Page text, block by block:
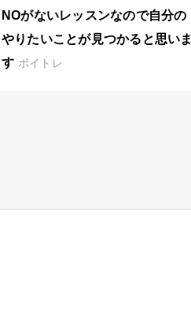
NOがないレッスンなので自分の
やりたいことが見つかると思いま
す ボイトレ